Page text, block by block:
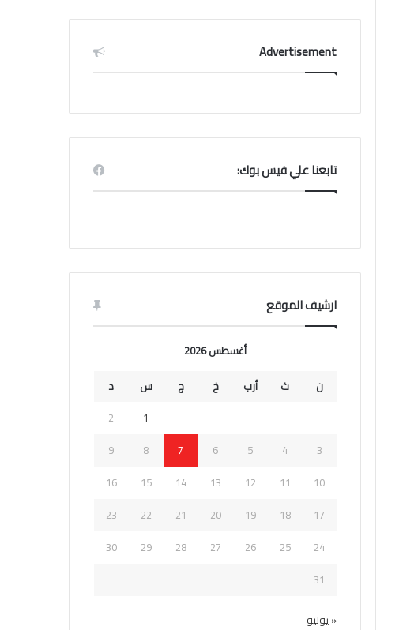
Advertisement
تابعنا علي فيس بوك:
ارشيف الموقع
أغسطس 2026
ن
ث أرب خ ج س
د
1
2
3
4
5
6
7
8
9
10
11
12
13
14
15
16
17
18
19
20
21
22
23
24
25
26
27
28
29
30
31
« يوليو